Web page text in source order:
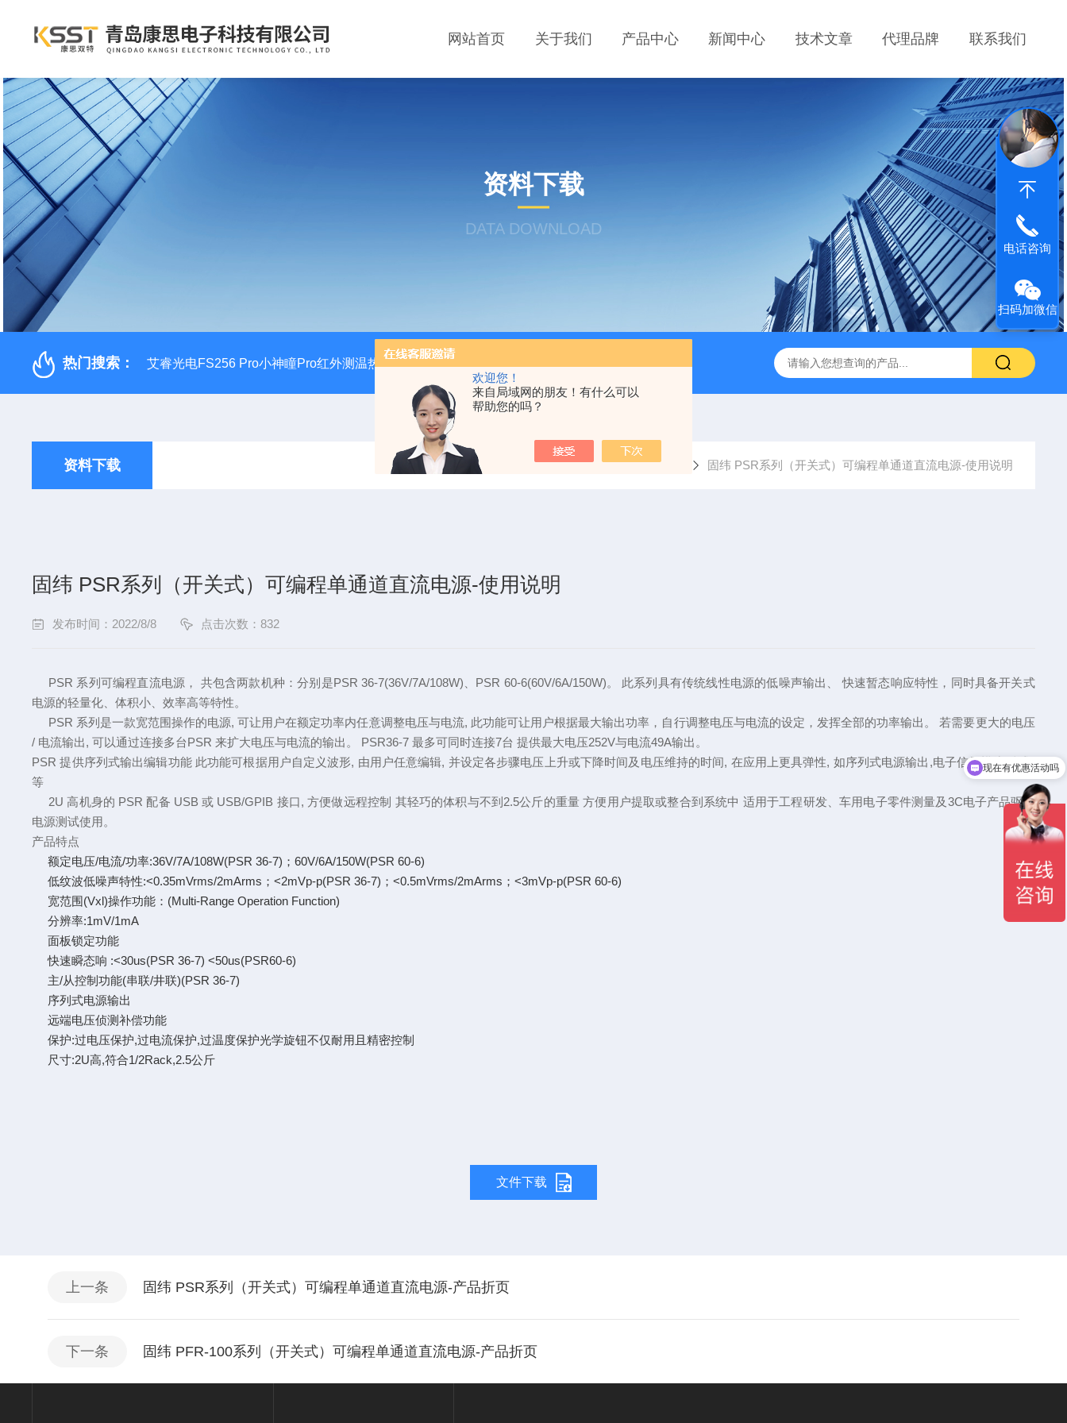
欢迎您！
来自局域网的朋友！有什么可以
帮助您的吗？
网站首页 关于我们 产品中心 新闻中心 技术文章 代理品牌 联系我们
资料下载
DATA DOWNLOAD
热门搜索： 艾睿光电FS256 Pro小神瞳Pro红外测温热像仪 固纬 AFG-2225 双通道任意波信号发生器 APS-7050E 交流电源 固纬 GSP-730 频谱分析仪 艾睿光电
资料下载 当前位置：首页 资料下载 固纬 PSR系列（开关式）可编程单通道直流电源-使用说明
固纬 PSR系列（开关式）可编程单通道直流电源-使用说明
发布时间：2022/8/8 点击次数：832
PSR 系列可编程直流电源， 共包含两款机种：分别是PSR 36-7(36V/7A/108W)、PSR 60-6(60V/6A/150W)。 此系列具有传统线性电源的低噪声输出、 快速暂态响应特性，同时具备开关式
电源的轻量化、体积小、效率高等特性。
PSR 系列是一款宽范围操作的电源, 可让用户在额定功率内任意调整电压与电流, 此功能可让用户根据最大输出功率，自行调整电压与电流的设定，发挥全部的功率输出。 若需要更大的电压
/ 电流输出, 可以通过连接多台PSR 来扩大电压与电流的输出。 PSR36-7 最多可同时连接7台 提供最大电压252V与电流49A输出。
PSR 提供序列式输出编辑功能 此功能可根据用户自定义波形, 由用户任意编辑, 并设定各步骤电压上升或下降时间及电压维持的时间, 在应用上更具弹性, 如序列式电源输出,电子信号模拟测试..
等
2U 高机身的 PSR 配备 USB 或 USB/GPIB 接口, 方便做远程控制 其轻巧的体积与不到2.5公斤的重量 方便用户提取或整合到系统中 适用于工程研发、车用电子零件测量及3C电子产品驱动
电源测试使用。
产品特点
额定电压/电流/功率:36V/7A/108W(PSR 36-7)；60V/6A/150W(PSR 60-6)
低纹波低噪声特性:<0.35mVrms/2mArms；<2mVp-p(PSR 36-7)；<0.5mVrms/2mArms；<3mVp-p(PSR 60-6)
宽范围(Vxl)操作功能：(Multi-Range Operation Function)
分辨率:1mV/1mA
面板锁定功能
快速瞬态响 :<30us(PSR 36-7) <50us(PSR60-6)
主/从控制功能(串联/井联)(PSR 36-7)
序列式电源输出
远端电压侦测补偿功能
保护:过电压保护,过电流保护,过温度保护光学旋钮不仅耐用且精密控制
尺寸:2U高,符合1/2Rack,2.5公斤
文件下载
上一条 固纬 PSR系列（开关式）可编程单通道直流电源-产品折页
下一条 固纬 PFR-100系列（开关式）可编程单通道直流电源-产品折页
电话咨询
扫码加微信
现在有优惠活动吗